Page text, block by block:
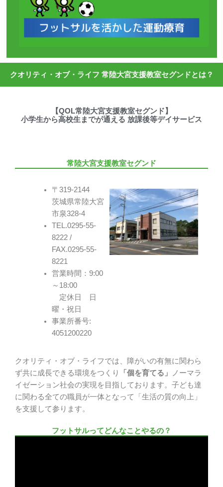
クオリティ・オブ・ライフ 常陸大宮支援教室セグンドとは？
【QOL常陸大宮支援教室セグンド】
小学生から高校生までが通える 放課後等デイサービス
常陸大宮支援教室セグンド
〒319-2144
茨城県常陸大宮
市泉328-4
TEL.0295-55-
8222 /
FAX.0295-55-
8221
営業時間：9:00
～18:00
定休日 日
曜・祝日
事業所番号:
4051200220
クオリティ・オブ・ライフでは、障がいの有無に関わら
ず共に成長できる環境をつくり
「個を育てる」
ノーマラ
イゼーション社会の実現を目指しております。子ども達
に関わる全ての職員が一体となって「生活の質の向上」
を支援して参ります。
フットサルってどんなことやるの？